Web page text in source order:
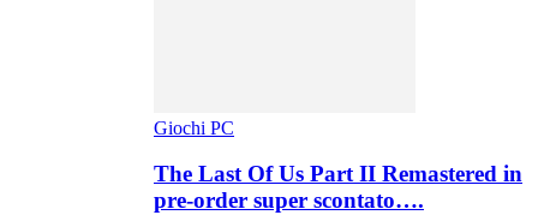
Giochi PC
The Last Of Us Part II Remastered in
pre-order super scontato….